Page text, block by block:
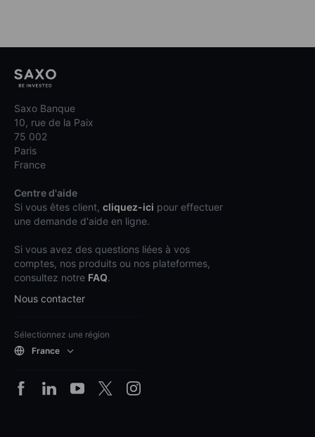
Saxo Banque
10, rue de la Paix
75 002
Paris
France
Centre d'aide
Si vous êtes client, cliquez-ici pour effectuer
une demande d'aide en ligne.
Si vous avez des questions liées à vos
comptes, nos produits ou nos plateformes,
consultez notre FAQ.
Nous contacter
Sélectionnez une région
France